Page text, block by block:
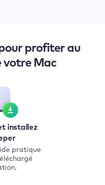
profiter au
votre Mac
installez
pratique